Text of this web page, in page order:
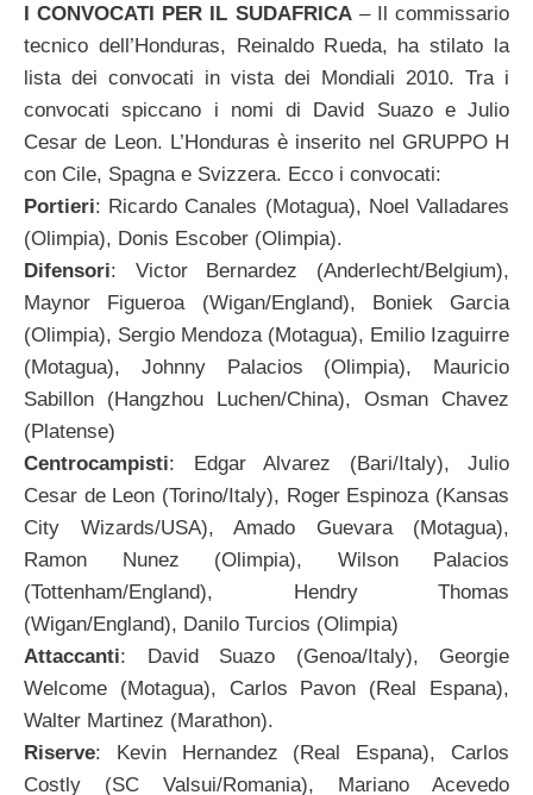
I CONVOCATI PER IL SUDAFRICA– Il commissario
tecnico dell’Honduras, Reinaldo Rueda, ha stilato la
lista dei convocati in vista dei Mondiali 2010. Tra i
convocati spiccano i nomi di David Suazo e Julio
Cesar de Leon. L’Honduras è inserito nel GRUPPO H
con Cile, Spagna e Svizzera. Ecco i convocati:
Portieri: Ricardo Canales (Motagua), Noel Valladares
(Olimpia), Donis Escober (Olimpia).
Difensori: Victor Bernardez (Anderlecht/Belgium),
Maynor Figueroa (Wigan/England), Boniek Garcia
(Olimpia), Sergio Mendoza (Motagua), Emilio Izaguirre
(Motagua), Johnny Palacios (Olimpia), Mauricio
Sabillon (Hangzhou Luchen/China), Osman Chavez
(Platense)
Centrocampisti: Edgar Alvarez (Bari/Italy), Julio
Cesar de Leon (Torino/Italy), Roger Espinoza (Kansas
City Wizards/USA), Amado Guevara (Motagua),
Ramon Nunez (Olimpia), Wilson Palacios
(Tottenham/England), Hendry Thomas
(Wigan/England), Danilo Turcios (Olimpia)
Attaccanti: David Suazo (Genoa/Italy), Georgie
Welcome (Motagua), Carlos Pavon (Real Espana),
Walter Martinez (Marathon).
Riserve: Kevin Hernandez (Real Espana), Carlos
Costly (SC Valsui/Romania), Mariano Acevedo